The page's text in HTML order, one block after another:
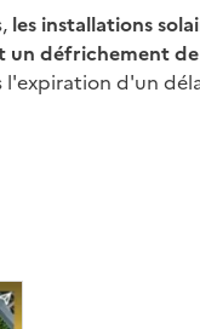
les installations
un défrichement
l'expiration d'un